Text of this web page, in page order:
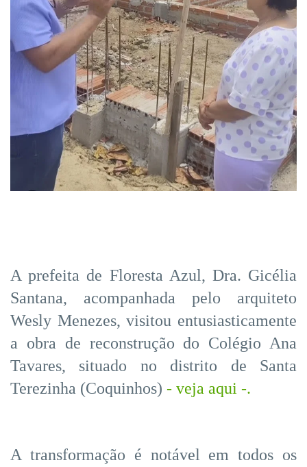
A prefeita de Floresta Azul, Dra. Gicélia
Santana, acompanhada pelo arquiteto
Wesly Menezes, visitou entusiasticamente
a obra de reconstrução do Colégio Ana
Tavares, situado no distrito de Santa
Terezinha (Coquinhos) - veja aqui -.
A transformação é notável em todos os